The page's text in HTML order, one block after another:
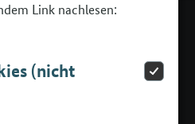
Link nachlesen:
(nicht